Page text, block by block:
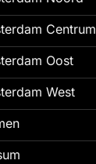
Centrum
Oost
West